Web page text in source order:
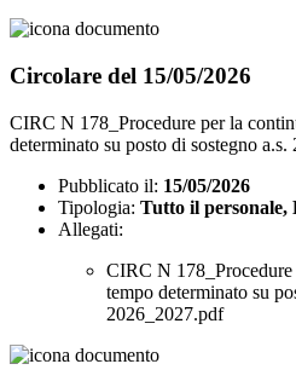
Circolare del 15/05/2026
CIRC N 178_Procedure per la
determinato su posto di sostegno a.s.
Pubblicato il: 15/05/2026
Tipologia: Tutto il personale,
Allegati:
CIRC N
tempo determinato su
2026_2027.pdf